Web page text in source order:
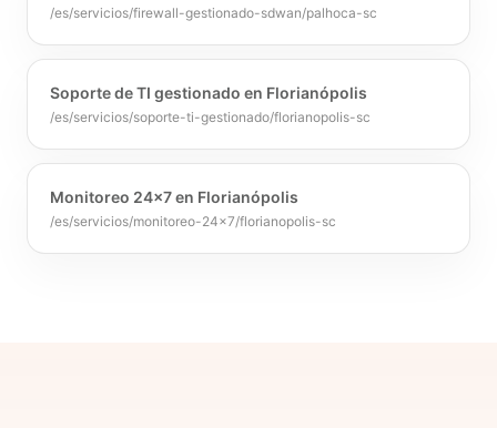
/es/servicios/firewall-gestionado-sdwan/palhoca-sc
Soporte de TI gestionado en Florianópolis
/es/servicios/soporte-ti-gestionado/florianopolis-sc
Monitoreo 24×7 en Florianópolis
/es/servicios/monitoreo-24x7/florianopolis-sc